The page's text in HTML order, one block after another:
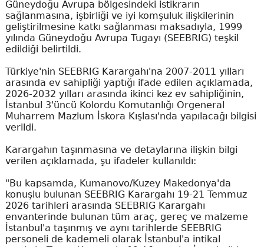
Güneydoğu Avrupa bölgesindeki istikrarın
sağlanmasına, işbirliği ve iyi komşuluk ilişkilerinin
geliştirilmesine katkı sağlanması maksadıyla, 1999
yılında Güneydoğu Avrupa Tugayı (SEEBRIG) teşkil
edildiği belirtildi.
Türkiye'nin SEEBRIG Karargahı'na 2007-2011 yılları
arasında ev sahipliği yaptığı ifade edilen açıklamada,
2026-2032 yılları arasında ikinci kez ev sahipliğinin,
İstanbul 3'üncü Kolordu Komutanlığı Orgeneral
Muharrem Mazlum İskora Kışlası'nda yapılacağı bilgisi
verildi.
Karargahın taşınmasına ve detaylarına ilişkin bilgi
verilen açıklamada, şu ifadeler kullanıldı:
"Bu kapsamda, Kumanovo/Kuzey Makedonya'da
konuşlu bulunan SEEBRIG Karargahı 19-21 Temmuz
2026 tarihleri arasında SEEBRIG Karargahı
envanterinde bulunan tüm araç, gereç ve malzeme
İstanbul'a taşınmış ve aynı tarihlerde SEEBRIG
personeli de kademeli olarak İstanbul'a intikal